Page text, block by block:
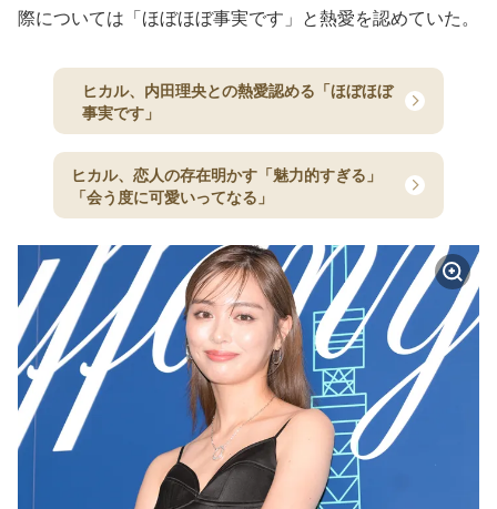
際については「ほぼほぼ事実です」と熱愛を認めていた。
ヒカル、内田理央との熱愛認める「ほぼほぼ
事実です」
ヒカル、恋人の存在明かす「魅力的すぎる」
「会う度に可愛いってなる」